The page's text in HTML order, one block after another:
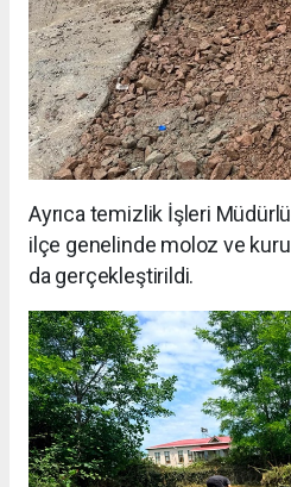
Ayrıca temizlik İşleri
ilçe genelinde moloz ve
da gerçekleştirildi.